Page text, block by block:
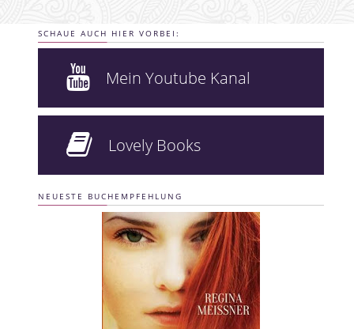
SCHAUE AUCH HIER VORBEI:
Mein Youtube Kanal
Lovely Books
NEUESTE BUCHEMPFEHLUNG